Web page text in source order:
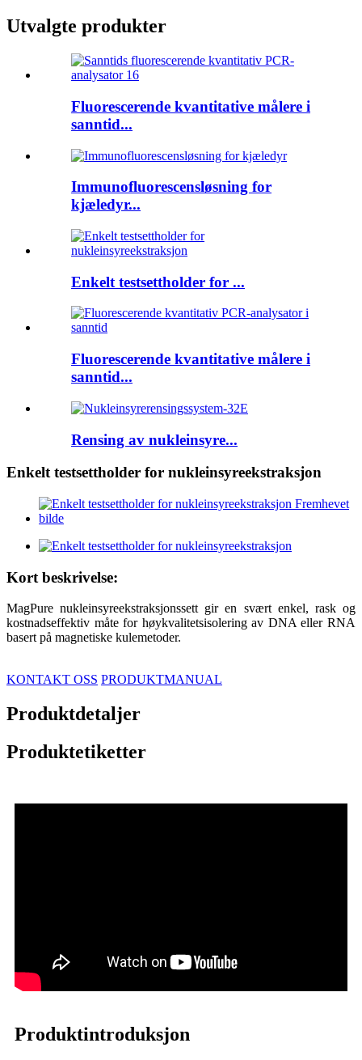
Utvalgte produkter
Fluorescerende kvantitative målere i
sanntid...
Immunofluorescensløsning for
kjæledyr...
Enkelt testsettholder for ...
Fluorescerende kvantitative målere i
sanntid...
Rensing av nukleinsyre...
Enkelt testsettholder for nukleinsyreekstraksjon
Kort beskrivelse:
MagPure nukleinsyreekstraksjonssett gir en svært enkel, rask og
kostnadseffektiv måte for høykvalitetsisolering av DNA eller RNA
basert på magnetiske kulemetoder.
KONTAKT OSS PRODUKTMANUAL
Produktdetaljer
Produktetiketter
Produktintroduksjon